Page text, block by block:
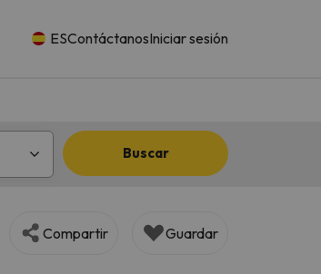
ESContáctanosIniciar sesión
Buscar
Compartir Guardar